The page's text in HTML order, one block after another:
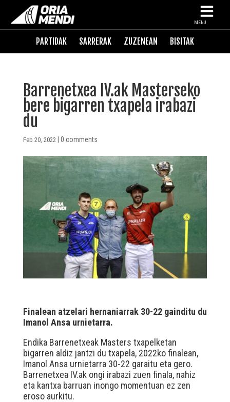
MENU
PARTIDAK SARRERAK ZUZENEAN BISITAK
Barrenetxea IV.ak Masterseko
bere bigarren txapela irabazi
du
Feb 20, 2022 0 comments
Finalean atzelari hernaniarrak 30-22 gainditu du
Imanol Ansa urnietarra.
Endika Barrenetxeak Masters txapelketan
bigarren aldiz jantzi du txapela, 2022ko finalean,
Imanol Ansa urnietarra 30-22 garaitu eta gero.
Barrenetxea IV.ak ongi irabazi zuen finala, nahiz
eta kantxa barruan inongo momentuan ez zen
eroso aurkitu.